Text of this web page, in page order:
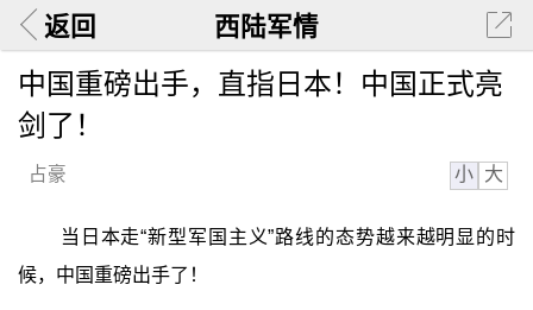
返回 西陆军情
中国重磅出手，直指日本！中国正式亮
剑了！
占豪 小 大
当日本走“新型军国主义”路线的态势越来越明显的时
候，中国重磅出手了！